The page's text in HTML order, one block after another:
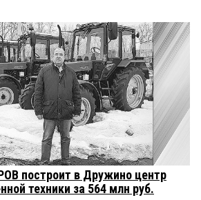
построит в Дружино центр
техники за 564 млн руб.